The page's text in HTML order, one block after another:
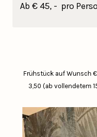
Ab € 45, - pro
Frühstück auf Wunsch
3,50 (ab vollendetem